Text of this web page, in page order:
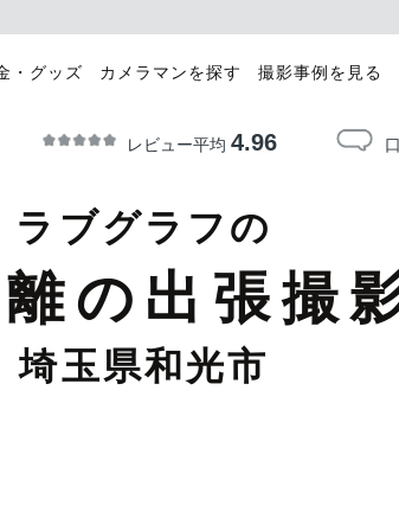
・グッズ カメラマンを探す 撮影事例を見る
レビュー平均 4.96
ラブグラフの
の出張撮
埼玉県和光市